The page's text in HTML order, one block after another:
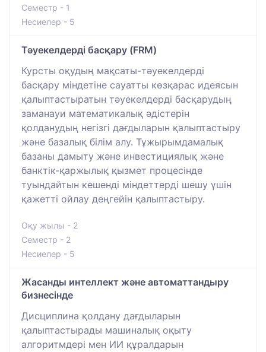
Семестр - 1
Несиелер - 5
Тәуекелдерді басқару (FRM)
Курсты оқудың мақсаты-тәуекелдерді
басқару міндетіне сауатты көзқарас идеясын
қалыптастыратын тәуекелдерді басқарудың
заманауи математикалық әдістерін
қолданудың негізгі дағдыларын қалыптастыру
және базалық білім алу. Тұжырымдамалық
базаны дамыту және инвестициялық және
банктік-қаржылық қызмет процесінде
туындайтын кешенді міндеттерді шешу үшін
қажетті ойлау деңгейін қалыптастыру.
Оқу жылы - 2
Семестр - 2
Несиелер - 5
Жасанды интеллект және автоматтандыру
бизнесінде
Дисциплина қолдану дағдыларын
қалыптастырады машиналық оқыту
алгоритмдері мен ИИ құралдарын